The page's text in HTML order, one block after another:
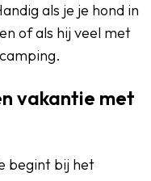
als je je hond in
of als hij veel met
vakantie met
begint bij het